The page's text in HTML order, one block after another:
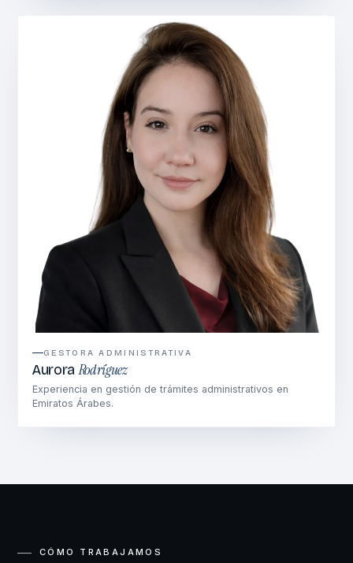
GESTORA ADMINISTRATIVA
AuroraRodríguez
Experiencia en gestión de trámites administrativos en
Emiratos Árabes.
CÓMO TRABAJAMOS